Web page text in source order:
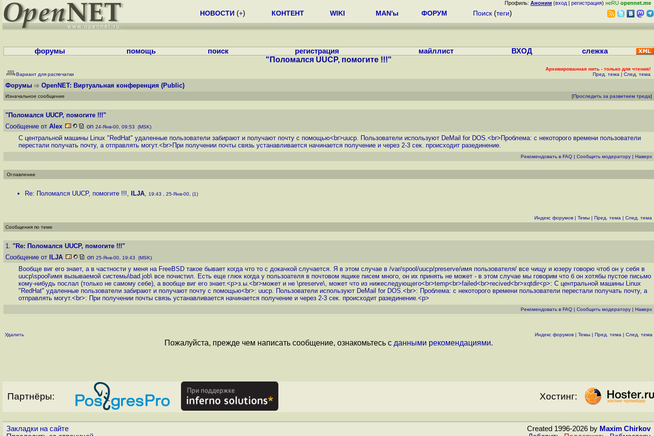
Профиль: Аноним (вход | регистрация) неRU opennet.me
НОВОСТИ (+) КОНТЕНТ WIKI MAN'ы ФОРУМ Поиск (теги)
форумы помощь поиск регистрация майллист ВХОД слежка
"Поломался UUCP, помогите !!!"
Вариант для распечатки
Архивированная нить - только для чтения!
Пред. тема | След. тема
Форумы OpenNET: Виртуальная конференция (Public)
Изначальное сообщение [Проследить за развитием треда]
"Поломался UUCP, помогите !!!"
Сообщение от Alex on 24-Янв-00, 09:53 (MSK)
С центральной машины Linux "RedHat" удаленные пользователи забирают и получают почту с помощью<br>uucp. Пользователи используют DeMail for DOS.<br>Проблема: с некоторого времени пользователи
перестали получать почту, а отправлять могут.<br>При получении почты связь устанавливается начинается получение и через 2-3 сек. происходит разединение.
Рекомендовать в FAQ | Cообщить модератору | Наверх
Оглавление
Re: Поломался UUCP, помогите !!!, ILJA, 19:43 , 25-Янв-00, (1)
Индекс форумов | Темы | Пред. тема | След. тема
Сообщения по теме
1. "Re: Поломался UUCP, помогите !!!"
Сообщение от
ILJA on 25-Янв-00, 19:43 (MSK)
Вообще виг его знает, а в частности у меня на FreeBSD такое бывает когда что то с докачкой случается. Я в этом случае в /var/spool/uucp/preserve/имя пользователя/ все чищу и юзеру говорю чтоб он у себя в
uucp\spool\имя вызываемой системы\bad.job\ все почистил. Есть еще глюк когда у пользоателя в почтовом ящике писем много, он их принять не может - в этом случае мы говорим что б он хотябы пустое письмо
кому-нибудь послал (только не самому себе), а вообще виг его знает.<p>з.ы.<br>может и не \preserve\, может что из нижеследующего<br>temp<br>failed<br>recived<br>xqtdir<p>: С центральной машины Linux
"RedHat" удаленные пользователи забирают и получают почту с помощью<br>: uucp. Пользователи используют DeMail for DOS.<br>: Проблема: с некоторого времени пользователи перестали получать почту, а
отправлять могут.<br>: При получении почты связь устанавливается начинается получение и через 2-3 сек. происходит разединение.<p>
Рекомендовать в FAQ | Cообщить модератору | Наверх
Удалить Индекс форумов | Темы | Пред. тема | След. тема
Пожалуйста, прежде чем написать сообщение, ознакомьтесь с данными рекомендациями.
Партнёры: Хостинг:
Закладки на сайте
Created 1996-2026 by Maxim Chirkov